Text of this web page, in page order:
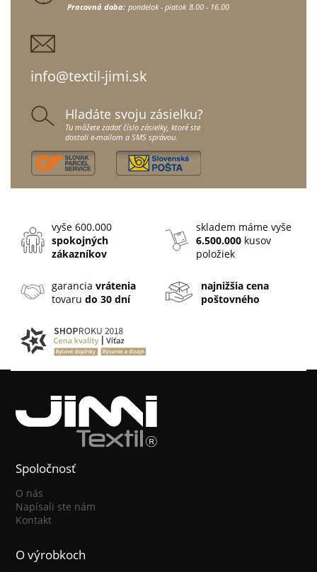
Pracovná doba: pondelok - piatok 8.00 - 16.00
info@textil-jimi.sk
Hladáte svoju zásielku?
Tu môžete zadať číslo zásielky, ktoré ste
dostali e-mailom a SMS správou.
vyše 600.000
spokojných
zákazníkov
skladem máme vyše
6.500.000 kusov
položiek
garanciavrátenia
tovarudo 30 dní
najnižšia cena
poštovného
Spoločnosť
O nás
Napísali ste nám
Kontakt
O výrobkoch